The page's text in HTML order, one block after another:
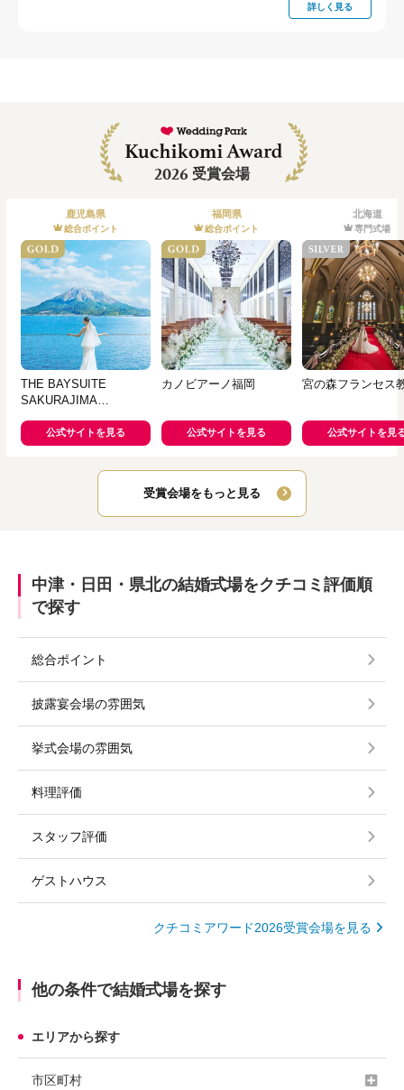
詳しく見る
2026 受賞会場
鹿児島県
総合ポイント
THE BAYSUITE
SAKURAJIMA
ートサクラジマテラス）
公式サイトを見る
福岡県
総合ポイント
カノビアーノ福岡
公式サイトを見る
北海道
専門式場
宮の森フランセス
公式サイトを見
受賞会場をもっと見る
中津・日田・県北の結婚式場をクチコミ評価順
で探す
総合ポイント
披露宴会場の雰囲気
挙式会場の雰囲気
料理評価
スタッフ評価
ゲストハウス
クチコミアワード2026受賞会場を見る
他の条件で結婚式場を探す
エリアから探す
市区町村